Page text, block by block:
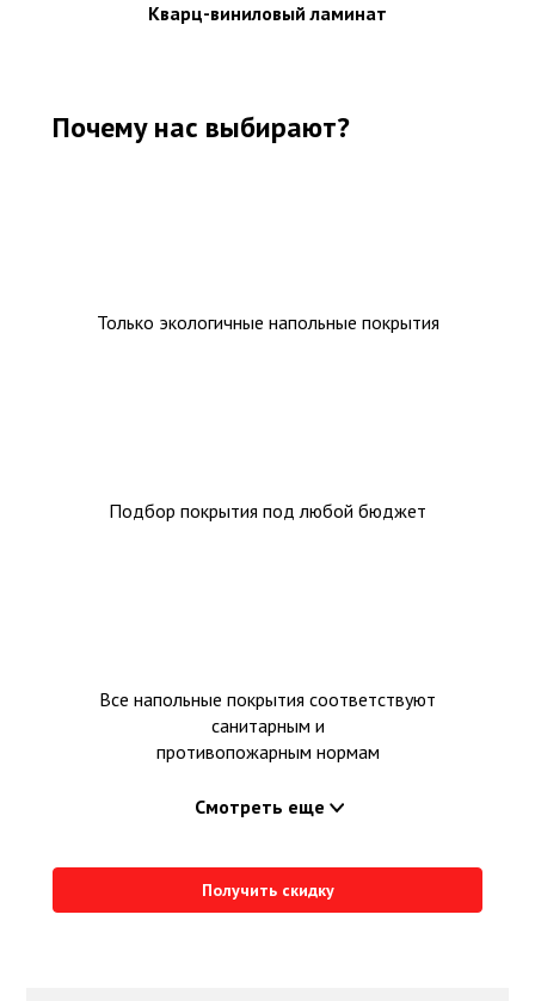
Кварц-виниловый ламинат
Почему нас выбирают?
Только экологичные напольные покрытия
Подбор покрытия под любой бюджет
Все напольные покрытия соответствуют
санитарным и
противопожарным нормам
Смотреть еще
Получить скидку